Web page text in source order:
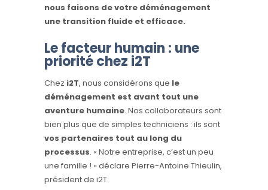
nous faisons de votre déménagement
une transition fluide et efficace.
Le facteur humain : une
priorité chez i2T
Chez i2T, nous considérons que le
déménagement est avant tout une
aventure humaine. Nos collaborateurs sont
bien plus que de simples techniciens : ils sont
vos partenaires tout au long du
processus. « Notre entreprise, c’est un peu
une famille ! » déclare Pierre-Antoine Thieulin,
président de i2T.